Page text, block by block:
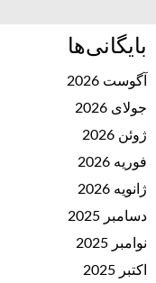
بایگانی‌ها
آگوست 2026
جولای 2026
ژوئن 2026
فوریه 2026
ژانویه 2026
دسامبر 2025
نوامبر 2025
اکتبر 2025